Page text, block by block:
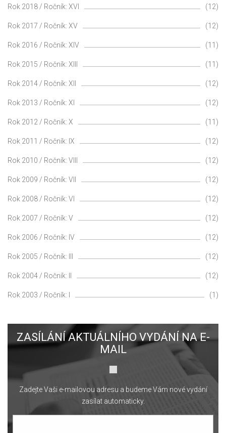
Rok 2018 / Ročník: XVI (12)
Rok 2017 / Ročník: XV (12)
Rok 2016 / Ročník: XIV (11)
Rok 2015 / Ročník: XIII (11)
Rok 2014 / Ročník: XII (12)
Rok 2013 / Ročník: XI (12)
Rok 2012 / Ročník: X (11)
Rok 2011 / Ročník: IX (12)
Rok 2010 / Ročník: VIII (12)
Rok 2009 / Ročník: VII (12)
Rok 2008 / Ročník: VI (12)
Rok 2007 / Ročník: V (12)
Rok 2006 / Ročník: IV (12)
Rok 2005 / Ročník: III (12)
Rok 2004 / Ročník: II (12)
Rok 2003 / Ročník: I (1)
ZASÍLÁNÍ AKTUÁLNÍHO VYDÁNÍ NA E-
MAIL
Zadejte Vaši e-mailovou adresu a budeme Vám nové vydání
zasílat automaticky.